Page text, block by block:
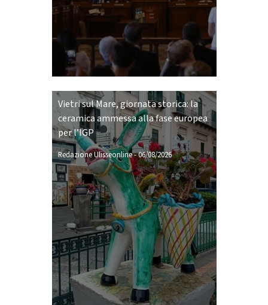
Vietri sul Mare, giornata storica: la
ceramica ammessa alla fase europea
per l’IGP
Redazione Ulisseonline-06/08/2026